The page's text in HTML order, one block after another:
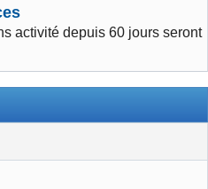
activité depuis 60 jours seront